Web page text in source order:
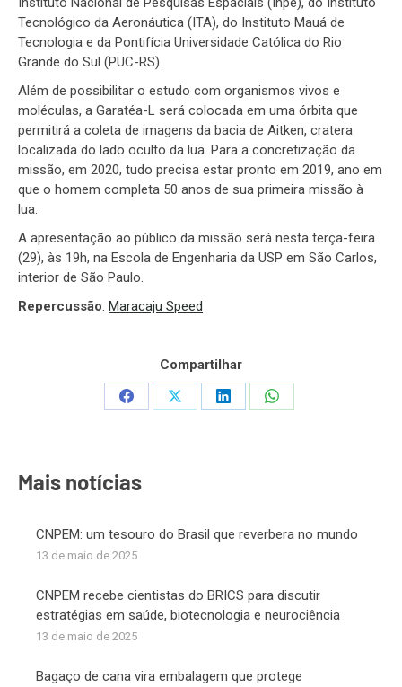
Tecnológico da Aeronáutica (ITA), do Instituto Mauá de
Tecnologia e da Pontifícia Universidade Católica do Rio
Grande do Sul (PUC-RS).
Além de possibilitar o estudo com organismos vivos e
moléculas, a Garatéa-L será colocada em uma órbita que
permitirá a coleta de imagens da bacia de Aitken, cratera
localizada do lado oculto da lua. Para a concretização da
missão, em 2020, tudo precisa estar pronto em 2019, ano em
que o homem completa 50 anos de sua primeira missão à
lua.
A apresentação ao público da missão será nesta terça-feira
(29), às 19h, na Escola de Engenharia da USP em São Carlos,
interior de São Paulo.
Repercussão: Maracaju Speed
Compartilhar
Share
Share
Share
Share
Mais notícias
CNPEM: um tesouro do Brasil que reverbera no mundo
13 de maio de 2025
CNPEM recebe cientistas do BRICS para discutir
estratégias em saúde, biotecnologia e neurociência
13 de maio de 2025
Bagaço de cana vira embalagem que protege